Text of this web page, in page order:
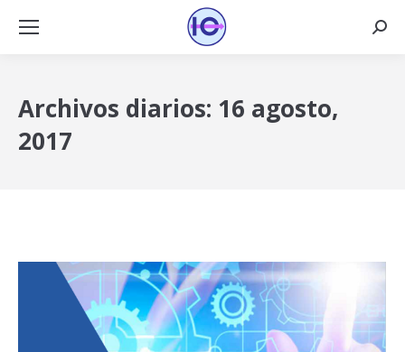
Archivos diarios: 16 agosto,
2017